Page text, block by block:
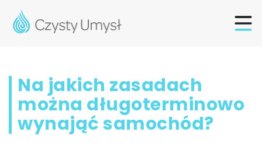
Na jakich zasadach
można długoterminowo
wynająć samochód?